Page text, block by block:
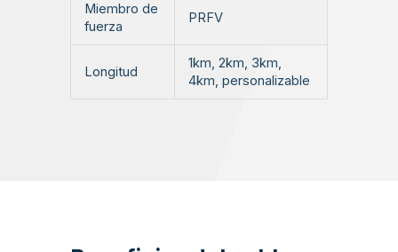
Miembro de
fuerza
PRFV
Longitud
1km, 2km, 3km,
4km, personalizable